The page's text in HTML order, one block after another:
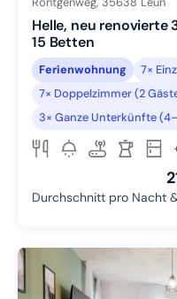
Helle, neu renovierte
15 Betten
Ferienwohnung
7×
7× Doppelzimmer (2
3× Ganze Unterkünfte
Durchschnitt pro Nacht